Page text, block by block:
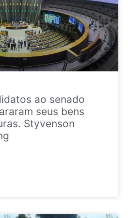
ao senado
seus bens
Styvenson